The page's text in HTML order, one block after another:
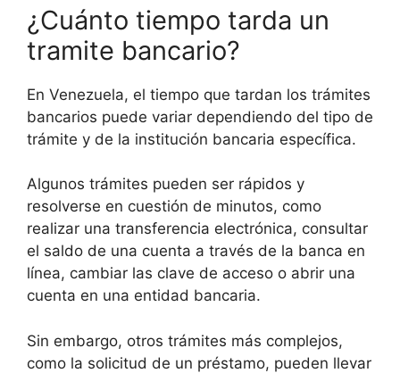
¿Cuánto tiempo tarda un
tramite bancario?
En Venezuela, el tiempo que tardan los trámites
bancarios puede variar dependiendo del tipo de
trámite y de la institución bancaria específica.
Algunos trámites pueden ser rápidos y
resolverse en cuestión de minutos, como
realizar una transferencia electrónica, consultar
el saldo de una cuenta a través de la banca en
línea, cambiar las clave de acceso o abrir una
cuenta en una entidad bancaria.
Sin embargo, otros trámites más complejos,
como la solicitud de un préstamo, pueden llevar